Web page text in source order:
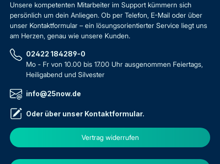
Unsere kompetenten Mitarbeiter im Support kümmern sich
persönlich um dein Anliegen. Ob per Telefon, E-Mail oder über
unser Kontaktformular – ein lösungsorientierter Service liegt uns
am Herzen, genau wie unsere Kunden.
02422 184289-0
Mo - Fr von 10.00 bis 17.00 Uhr ausgenommen Feiertags,
Heiligabend und Silvester
info@25now.de
Oder über unser Kontaktformular.
Vertrag widerrufen